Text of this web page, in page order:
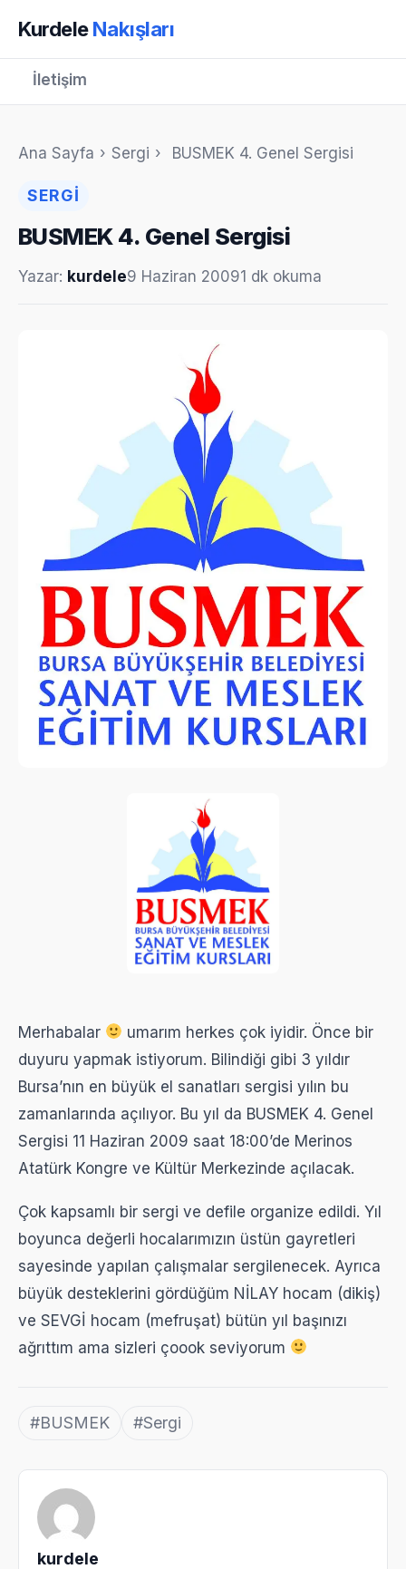
KurdeleNakışları
İletişim
Ana Sayfa › Sergi › BUSMEK 4. Genel Sergisi
SERGI
BUSMEK 4. Genel Sergisi
Yazar: kurdele9 Haziran 20091 dk okuma
Merhabalar
umarım herkes çok iyidir. Önce bir
duyuru yapmak istiyorum. Bilindiği gibi 3 yıldır
Bursa’nın en büyük el sanatları sergisi yılın bu
zamanlarında açılıyor. Bu yıl da BUSMEK 4. Genel
Sergisi 11 Haziran 2009 saat 18:00’de Merinos
Atatürk Kongre ve Kültür Merkezinde açılacak.
Çok kapsamlı bir sergi ve defile organize edildi. Yıl
boyunca değerli hocalarımızın üstün gayretleri
sayesinde yapılan çalışmalar sergilenecek. Ayrıca
büyük desteklerini gördüğüm NİLAY hocam (dikiş)
ve SEVGİ hocam (mefruşat) bütün yıl başınızı
ağrıttım ama sizleri çoook seviyorum
#BUSMEK #Sergi
kurdele